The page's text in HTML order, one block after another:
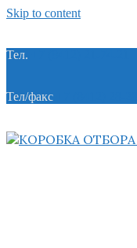
Skip to content
Тел.
Тел/факс